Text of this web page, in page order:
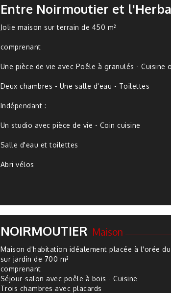
Entre Noirmoutier et
Jolie maison sur terrain de 450 m²
comprenant
Une pièce de vie avec Poêle à granulés -
Deux chambres - Une salle d'eau - Toilettes
Indépendant :
Un studio avec pièce de vie - Coin cuisine
Salle d'eau et toilettes
Abri vélos
NOIRMOUTIER Maison
Maison d'habitation idéalement placée à l'orée
sur jardin de 700 m²
comprenant
Séjour-salon avec poêle à bois - Cuisine
Trois chambres avec placards